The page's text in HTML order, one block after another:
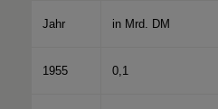
Jahr in Mrd. DM
1955 0,1